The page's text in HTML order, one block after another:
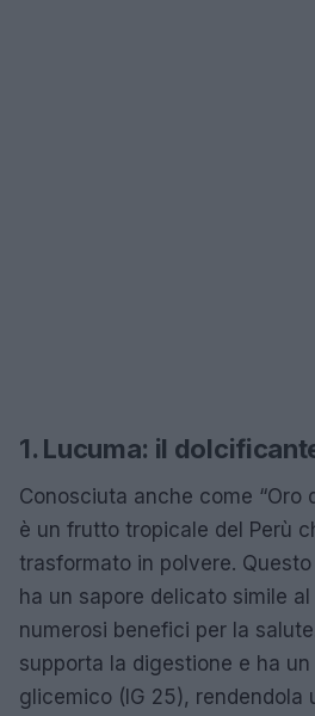
1. Lucuma: il
Conosciuta anche come “Oro
è un frutto tropicale del Perù
trasformato in polvere.
ha un sapore delicato simile
numerosi benefici per la
supporta la digestione e ha
glicemico (IG 25), rendendola